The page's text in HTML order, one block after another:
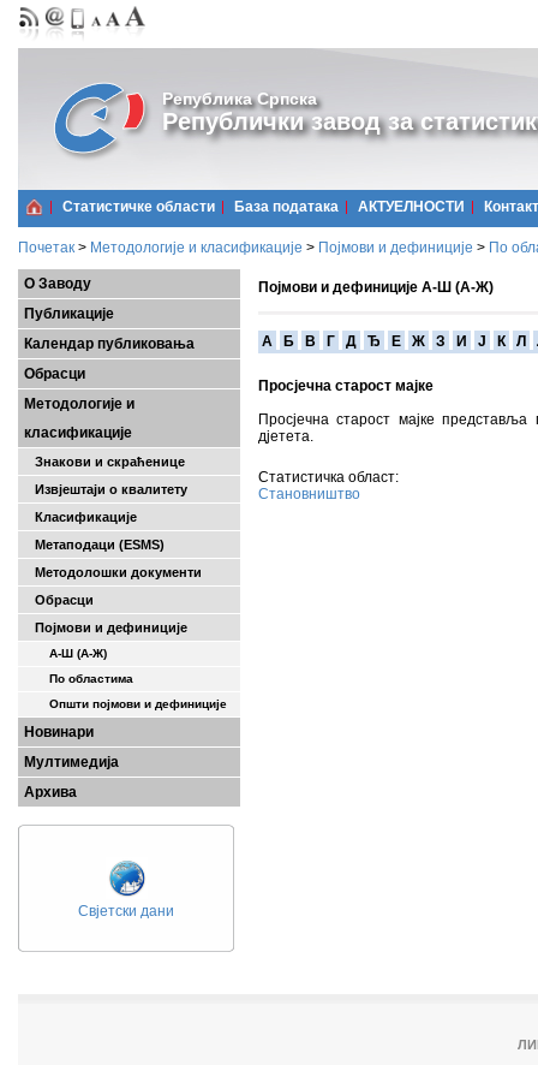
Република Српска
Републички завод за
Статистичке области Базa података АКТУЕЛНОСТИ Контакт
Почетак > Методологије и класификације > Појмови и дефиниције > По
О Заводу
Публикације
Календар публиковања
Обрасци
Методологије и
класификације
Знакови и скраћенице
Извјештаји о квалитету
Класификације
Метаподаци (ESMS)
Методолошки документи
Обрасци
Појмови и дефиниције
А-Ш (A-Ж)
По областима
Општи појмови и дефиниције
Новинари
Мултимедија
Архива
Свјетски дани
Појмови и дефиниције А-Ш (А-Ж)
A Б В Г Д Ђ Е Ж З И Ј К Л
Просјечна старост мајке
Просјечна старост мајке
дјетета.
Статистичка област:
Становништво